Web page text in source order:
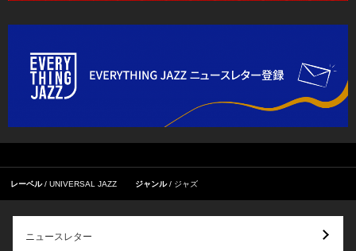
レーベル UNIVERSAL JAZZ ジャンル ジャズ
ニュースレター